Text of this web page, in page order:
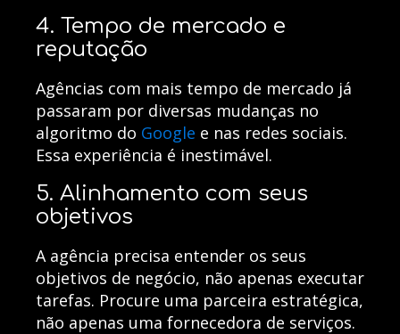
4. Tempo de mercado e
reputação
Agências com mais tempo de mercado já
passaram por diversas mudanças no
algoritmo do Google e nas redes sociais.
Essa experiência é inestimável.
5. Alinhamento com seus
objetivos
A agência precisa entender os seus
objetivos de negócio, não apenas executar
tarefas. Procure uma parceira estratégica,
não apenas uma fornecedora de serviços.